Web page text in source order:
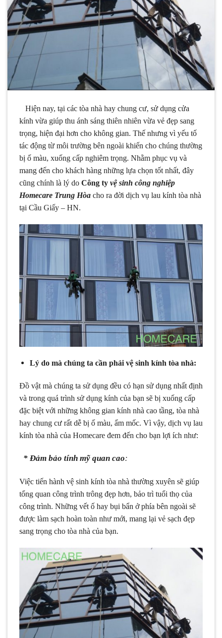
Hiện nay, tại các tòa nhà hay chung cư, sử dụng cửa
kính vừa giúp thu ánh sáng thiên nhiên vừa vẻ đẹp sang
trọng, hiện đại hơn cho không gian. Thế nhưng vì yếu tố
tác động từ môi trường bên ngoài khiến cho chúng thường
bị ố màu, xuống cấp nghiêm trọng. Nhằm phục vụ và
mang đến cho khách hàng những lựa chọn tốt nhất, đây
cũng chính là lý do Công ty vệ sinh công nghiệp
Homecare Trung Hòa cho ra đời dịch vụ lau kính tòa nhà
tại Cầu Giấy – HN.
Lý do mà chúng ta cần phải vệ sinh kính tòa nhà:
Đồ vật mà chúng ta sử dụng đều có hạn sử dụng nhất định
và trong quá trình sử dụng kính của bạn sẽ bị xuống cấp
đặc biệt với những không gian kính nhà cao tầng, tòa nhà
hay chung cư rất dễ bị ố màu, ẩm mốc. Vì vậy, dịch vụ lau
kính tòa nhà của Homecare đem đến cho bạn lợi ích như:
* Đảm bảo tính mỹ quan cao:
Việc tiến hành vệ sinh kính tòa nhà thường xuyên sẽ giúp
tổng quan công trình trông đẹp hơn, bảo trì tuổi thọ của
công trình. Những vết ố hay bụi bẩn ở phía bên ngoài sẽ
được làm sạch hoàn toàn như mới, mang lại vẻ sạch đẹp
sang trọng cho tòa nhà của bạn.